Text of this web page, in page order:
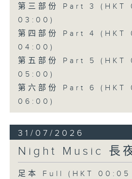
第三部份 Part 3
03:00)
第四部份 Part 4
04:00)
第五部份 Part 5
05:00)
第六部份 Part 6
06:00)
31/07/2026
Night Music 長
足本 Full (HKT